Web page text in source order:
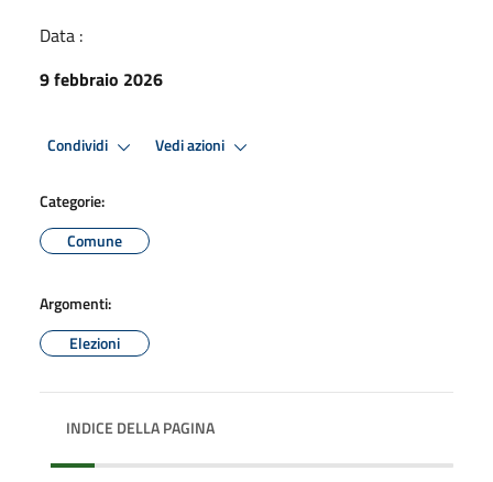
Data :
9 febbraio 2026
Condividi Vedi azioni
Categorie:
Comune
Argomenti:
Elezioni
INDICE DELLA PAGINA